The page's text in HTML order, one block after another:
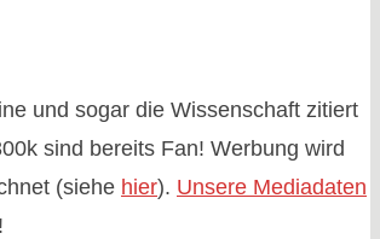
und sogar die Wissenschaft zitiert
sind bereits Fan! Werbung wird
(siehe hier). Unsere Mediadaten